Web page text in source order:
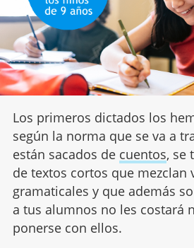
Los primeros dictados los
según la norma que se va a
están sacados de cuentos, se
de textos cortos que mezclan
gramaticales y que además
a tus alumnos no les costará
ponerse con ellos.